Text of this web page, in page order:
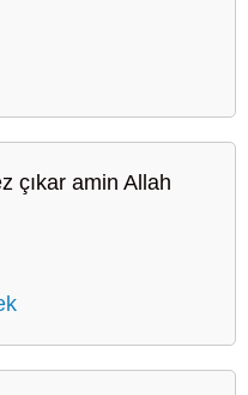
çıkar amin Allah